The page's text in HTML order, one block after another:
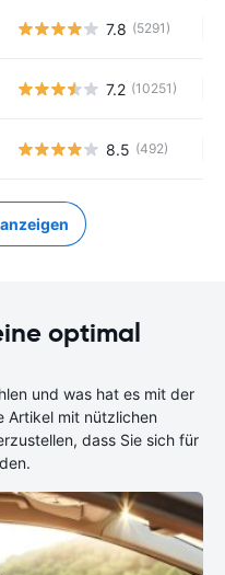
7.8 (5291)
7.2 (10251)
8.5 (492)
optimal
und was hat es mit der
Artikel mit nützlichen
dass Sie sich für